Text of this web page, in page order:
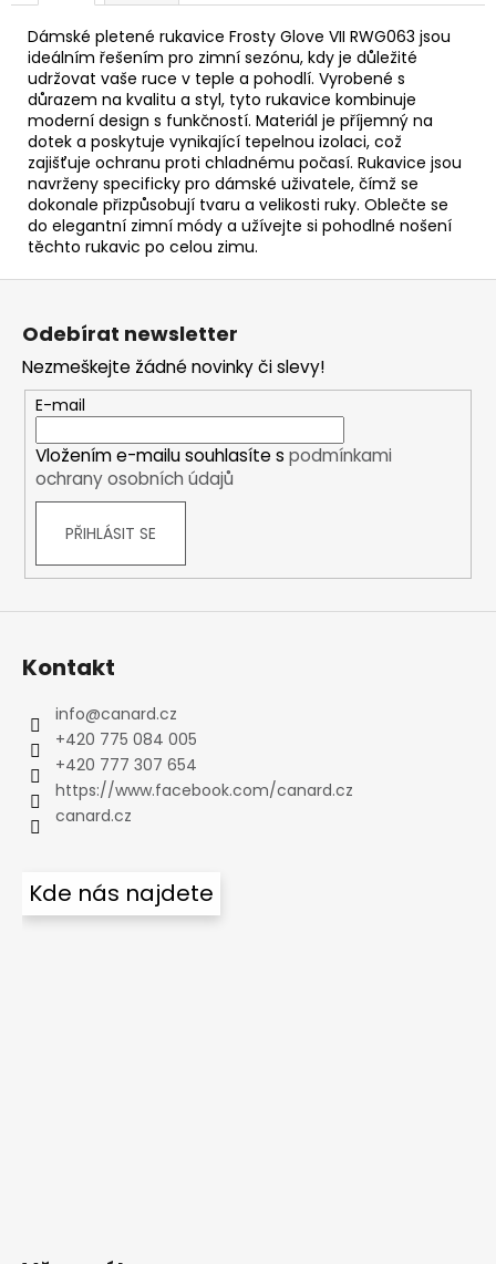
Dámské pletené rukavice Frosty Glove VII RWG063 jsou
ideálním řešením pro zimní sezónu, kdy je důležité
udržovat vaše ruce v teple a pohodlí. Vyrobené s
důrazem na kvalitu a styl, tyto rukavice kombinuje
moderní design s funkčností. Materiál je příjemný na
dotek a poskytuje vynikající tepelnou izolaci, což
zajišťuje ochranu proti chladnému počasí. Rukavice jsou
navrženy specificky pro dámské uživatele, čímž se
dokonale přizpůsobují tvaru a velikosti ruky. Oblečte se
do elegantní zimní módy a užívejte si pohodlné nošení
těchto rukavic po celou zimu.
Z
Odebírat newsletter
Nezmeškejte žádné novinky či slevy!
E-mail
Vložením e-mailu souhlasíte s podmínkami
ochrany osobních údajů
PŘIHLÁSIT SE
Kontakt
info@canard.cz
+420 775 084 005
+420 777 307 654
https://www.facebook.com/canard.cz
canard.cz
Kde nás najdete